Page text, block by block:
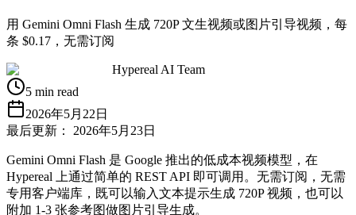
用 Gemini Omni Flash 生成 720P 文生视频或图片引导视频，每
条 $0.17，无需订阅
Hypereal AI Team
5 min read
2026年5月22日
最后更新：
2026年5月23日
Gemini Omni Flash 是 Google 推出的低成本视频模型，在
Hypereal 上通过简单的 REST API 即可调用。无需订阅，无需
专用客户端库，既可以输入文本提示生成 720P 视频，也可以
附加 1-3 张参考图做图片引导生成。